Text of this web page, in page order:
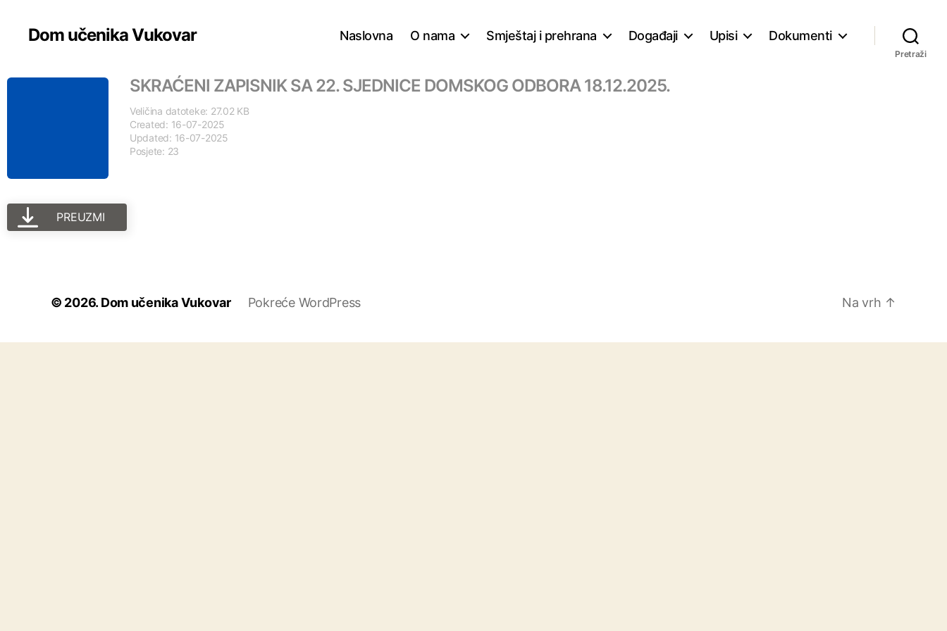
Dom učenika Vukovar Naslovna O nama Smještaj i prehrana Događaji Upisi Dokumenti
Pretraži
SKRAĆENI ZAPISNIK SA 22. SJEDNICE DOMSKOG ODBORA 18.12.2025.
Veličina datoteke: 27.02 KB
Created: 16-07-2025
Updated: 16-07-2025
Posjete: 23
PREUZMI
© 2026. Dom učenika Vukovar Pokreće WordPress Na vrh ↑